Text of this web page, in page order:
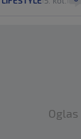
Oglas